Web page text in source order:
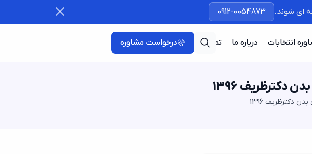
ای شوند. 0912-0054873
انتخابات درباره ما تماس با ما درخواست مشاوره
دکترظریف 1396
دکترظریف 1396